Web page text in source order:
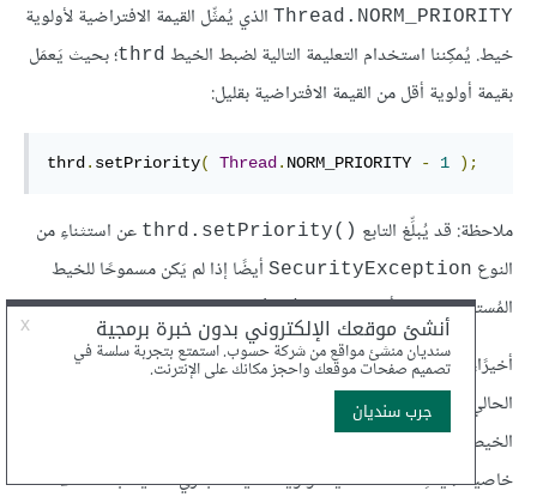
Thread.NORM_PRIORITY الذي يُمثِّل القيمة الافتراضية لأولوية
خيط. يُمكِننا استخدام التعليمة التالية لضبط الخيط thrd؛ بحيث يَعمَل
بقيمة أولوية أقل من القيمة الافتراضية بقليل:
thrd. setPriority( Thread. NORM_PRIORITY - 1 );
ملاحظة: قد يُبلِّغ التابع thrd.setPriority()‎ عن استثناءِ من
النوع SecurityException أيضًا إذا لم يَكن مسموحًا للخيط
المُستدعِي بضَبْط أولوية الخيطthrdإلى القيمة المُمرَّرة.
أخيرًا، يعيد التابع الساكنThread.currentThread()‎الخيط
الحالي؛ أي أنه يعيد الخيط المُستدِعي لنفس ذلك التابع، وبذلك يستطيع
خاصياته. يُمكِننا مثلًا تحديد أولوية الخيط الجاري تشغيله باستدعاء